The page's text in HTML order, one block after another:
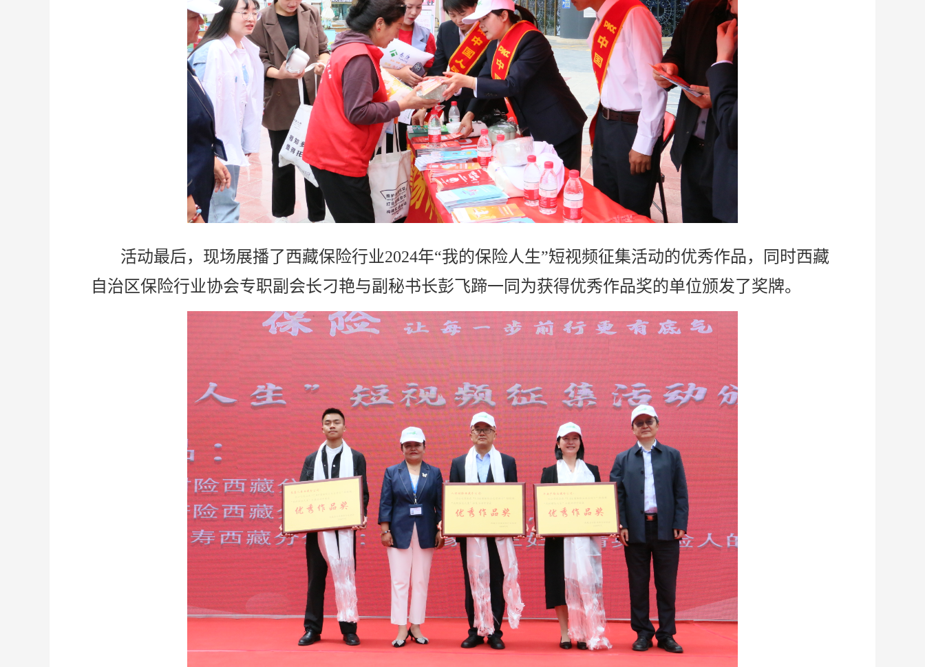
活动最后，现场展播了西藏保险行业2024年“我的保险人生”短视频征集活动的优秀作品，同时西藏
自治区保险行业协会专职副会长刁艳与副秘书长彭飞蹄一同为获得优秀作品奖的单位颁发了奖牌。